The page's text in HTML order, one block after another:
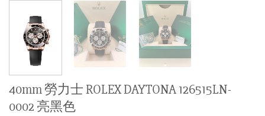
40mm 勞力士 ROLEX DAYTONA 126515LN-
0002 亮黑色